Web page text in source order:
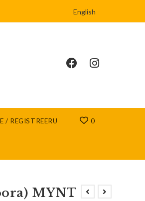
English
/ REGISTREERU 0
MYNT